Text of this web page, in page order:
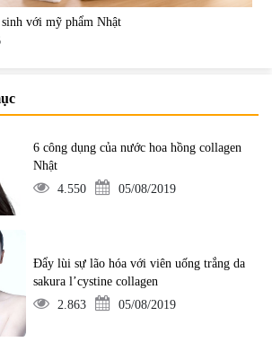
sinh với mỹ phẩm Nhật
6 công dụng của nước hoa hồng collagen
Nhật
4.550
05/08/2019
Đẩy lùi sự lão hóa với viên uống trắng da
sakura l’cystine collagen
2.863
05/08/2019